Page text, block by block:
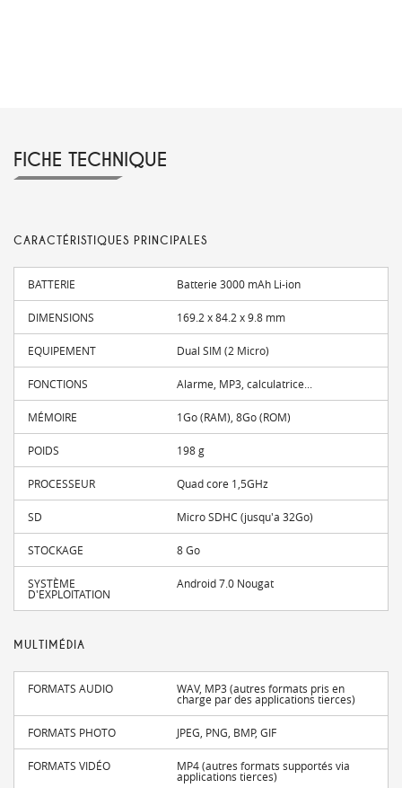
FICHE TECHNIQUE
CARACTÉRISTIQUES PRINCIPALES
BATTERIE Batterie 3000 mAh Li-ion
DIMENSIONS 169.2 x 84.2 x 9.8 mm
EQUIPEMENT Dual SIM (2 Micro)
FONCTIONS Alarme, MP3, calculatrice...
MÉMOIRE 1Go (RAM), 8Go (ROM)
POIDS 198 g
PROCESSEUR Quad core 1,5GHz
SD Micro SDHC (jusqu'a 32Go)
STOCKAGE 8 Go
SYSTÈME
D'EXPLOITATION
Android 7.0 Nougat
MULTIMÉDIA
FORMATS AUDIO WAV, MP3 (autres formats pris en
charge par des applications tierces)
FORMATS PHOTO JPEG, PNG, BMP, GIF
FORMATS VIDÉO MP4 (autres formats supportés via
applications tierces)